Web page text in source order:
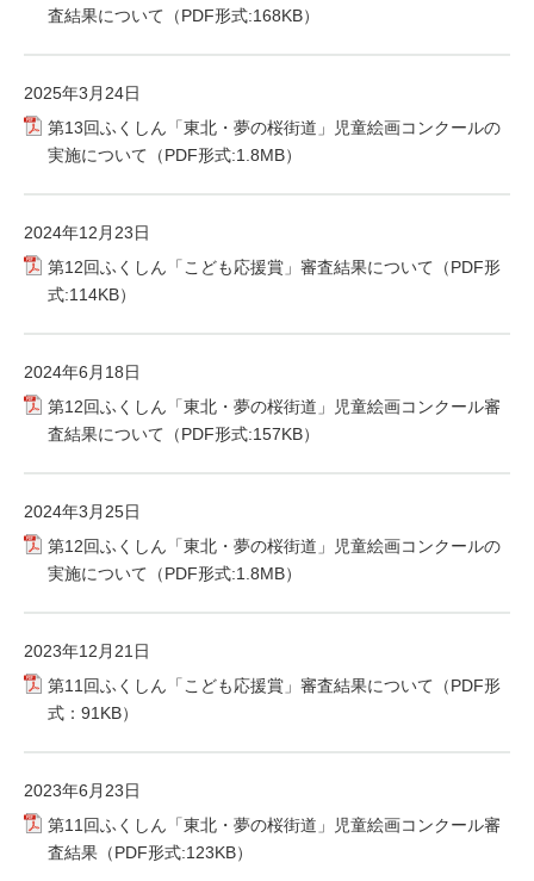
査結果について（PDF形式:168KB）
2025年3月24日
第13回ふくしん「東北・夢の桜街道」児童絵画コンクールの
実施について（PDF形式:1.8MB）
2024年12月23日
第12回ふくしん「こども応援賞」審査結果について（PDF形
式:114KB）
2024年6月18日
第12回ふくしん「東北・夢の桜街道」児童絵画コンクール審
査結果について（PDF形式:157KB）
2024年3月25日
第12回ふくしん「東北・夢の桜街道」児童絵画コンクールの
実施について（PDF形式:1.8MB）
2023年12月21日
第11回ふくしん「こども応援賞」審査結果について（PDF形
式：91KB）
2023年6月23日
第11回ふくしん「東北・夢の桜街道」児童絵画コンクール審
査結果（PDF形式:123KB）